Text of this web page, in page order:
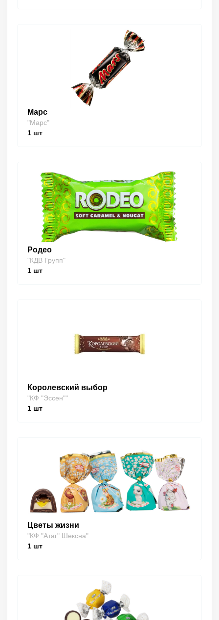
Марс
"Марс"
1 шт
Родео
"КДВ Групп"
1 шт
Королевский выбор
"КФ "Эссен""
1 шт
Цветы жизни
"КФ "Атаг" Шексна"
1 шт